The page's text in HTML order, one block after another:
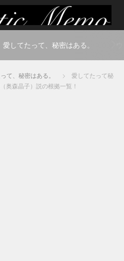
愛してたって、秘密はある。
て、秘密はある。
愛してたって秘
奥森晶子）説の根拠一覧！